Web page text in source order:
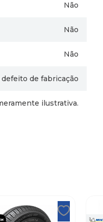
Não
Não
Não
de fabricação
ilustrativa.